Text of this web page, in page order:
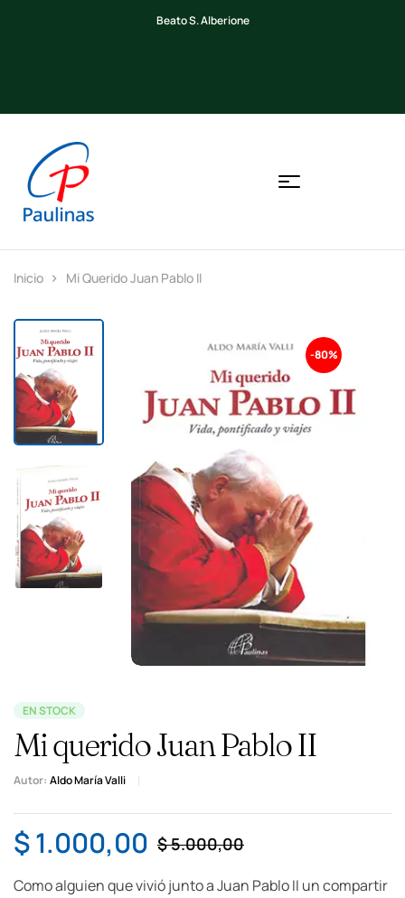
Beato S. Alberione
Inicio Mi Querido Juan Pablo II
-80%
EN STOCK
Mi querido Juan Pablo II
Autor: Aldo María Valli
$5.000,00
$1.000,00
Como alguien que vivió junto a Juan Pablo II un compartir